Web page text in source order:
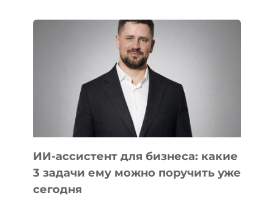
КОТОРЫЕ
РАЗВИВАЮТ
ТЕХНОЛОГИЧЕСКОЕ
ОБРАЗОВАНИЕ
ТАДЖИКИСТАНА
ИИ-ассистент для бизнеса: какие
3 задачи ему можно поручить уже
сегодня